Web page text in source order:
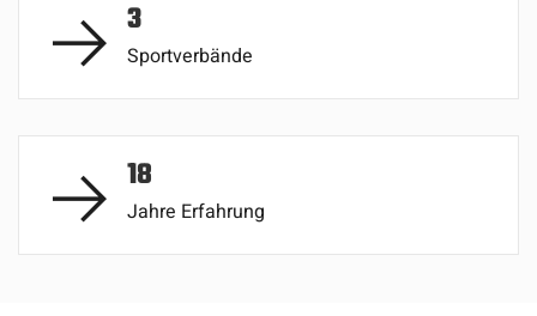
3
Sportverbände
18
Jahre Erfahrung